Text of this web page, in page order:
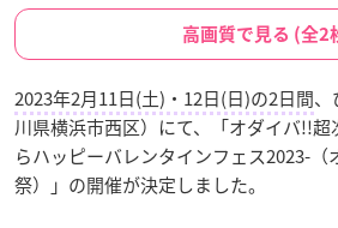
高画質で見る (全2
2023年2月11日(土)・12日(日)の2日間、
川県横浜市西区）にて、「オダイバ!!
らハッピーバレンタインフェス2023-
祭）」の開催が決定しました。